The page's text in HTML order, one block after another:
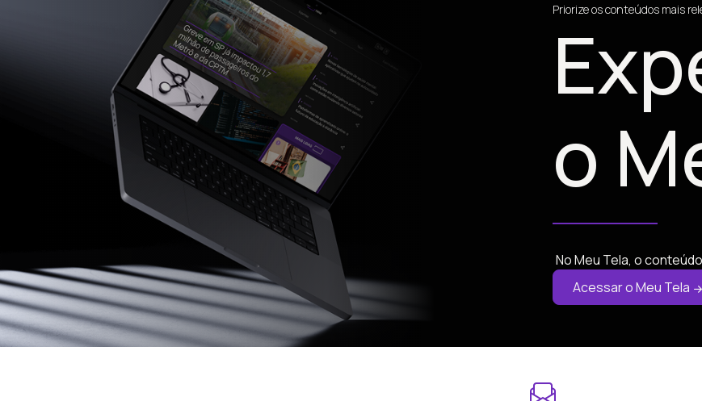
Priorize os conteúdos mais
o
No Meu Tela, o
Acessar o Meu Tela